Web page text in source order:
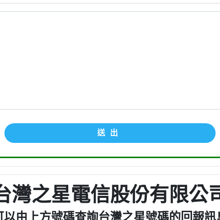
送出
灣之星電信股份有限公
以由上方號碼查詢台灣之星號碼的回報訊